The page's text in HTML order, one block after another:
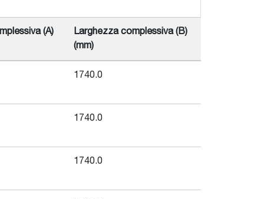
(A)
Larghezza complessiva (B)
(mm)
1740.0
1740.0
1740.0